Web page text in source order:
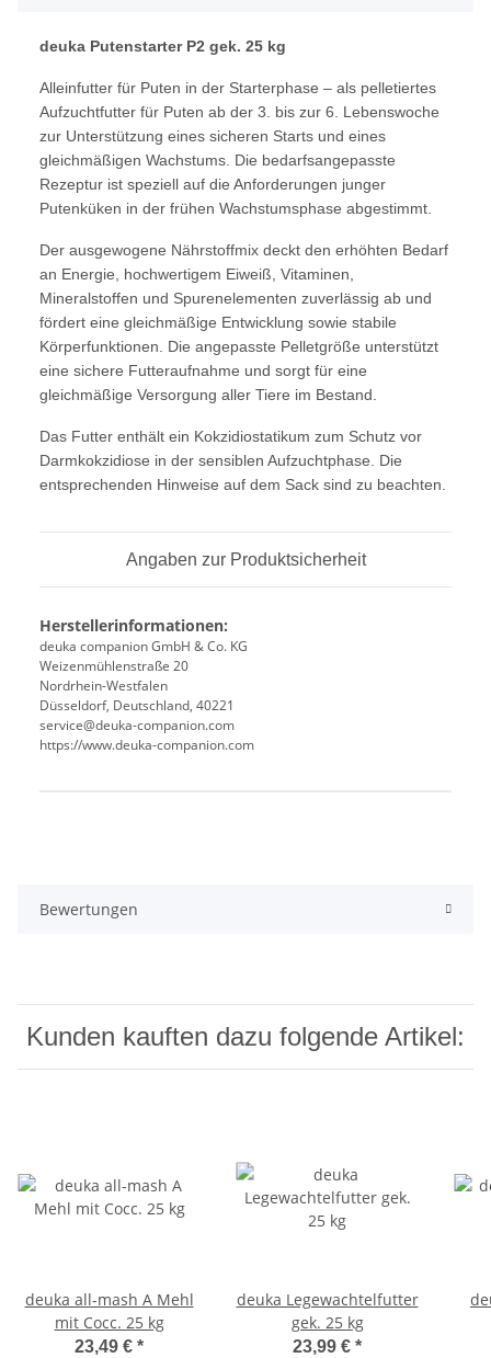
deuka Putenstarter P2 gek. 25 kg
Alleinfutter für Puten in der Starterphase – als pelletiertes
Aufzuchtfutter für Puten ab der 3. bis zur 6. Lebenswoche
zur Unterstützung eines sicheren Starts und eines
gleichmäßigen Wachstums. Die bedarfsangepasste
Rezeptur ist speziell auf die Anforderungen junger
Putenküken in der frühen Wachstumsphase abgestimmt.
Der ausgewogene Nährstoffmix deckt den erhöhten Bedarf
an Energie, hochwertigem Eiweiß, Vitaminen,
Mineralstoffen und Spurenelementen zuverlässig ab und
fördert eine gleichmäßige Entwicklung sowie stabile
Körperfunktionen. Die angepasste Pelletgröße unterstützt
eine sichere Futteraufnahme und sorgt für eine
gleichmäßige Versorgung aller Tiere im Bestand.
Das Futter enthält ein Kokzidiostatikum zum Schutz vor
Darmkokzidiose in der sensiblen Aufzuchtphase. Die
entsprechenden Hinweise auf dem Sack sind zu beachten.
Angaben zur Produktsicherheit
Herstellerinformationen:
deuka companion GmbH & Co. KG
Weizenmühlenstraße 20
Nordrhein-Westfalen
Düsseldorf, Deutschland, 40221
service@deuka-companion.com
https://www.deuka-companion.com
Bewertungen
Kunden kauften dazu folgende Artikel:
deuka all-mash A Mehl
mit Cocc. 25 kg
23,49 € *
deuka Legewachtelfutter
gek. 25 kg
23,99 € *